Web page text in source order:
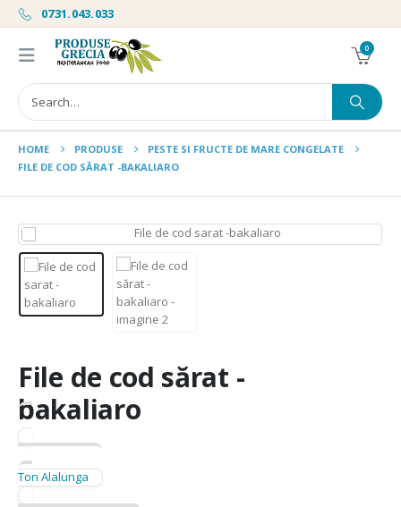
0731.043.033
0
HOME PRODUSE
PESTE SI FRUCTE DE MARE CONGELATE
FILE DE COD SĂRAT -BAKALIARO
File de cod sărat -
bakaliaro
Ton Alalunga